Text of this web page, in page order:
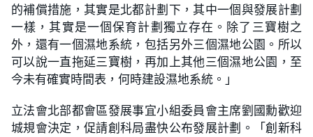
的補償措施，其實是北都計劃下，其中一個與發展計劃
一樣，其實是一個保育計劃獨立存在。除了三寶樹之
外，還有一個濕地系統，包括另外三個濕地公園。所以
可以說一直拖延三寶樹，再加上其他三個濕地公園，至
今未有確實時間表，何時建設濕地系統。」
立法會北部都會區發展事宜小組委員會主席劉國勳歡迎
城規會決定，促請創科局盡快公布發展計劃。「創新科